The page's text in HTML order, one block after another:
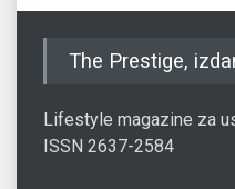
The Prestige,
Lifestyle magazine za
ISSN 2637-2584